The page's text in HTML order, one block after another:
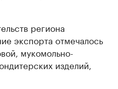
региона
экспорта отмечалось
мукомольно-
изделий,